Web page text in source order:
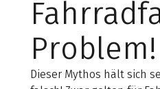
Problem!
Dieser Mythos hält sich